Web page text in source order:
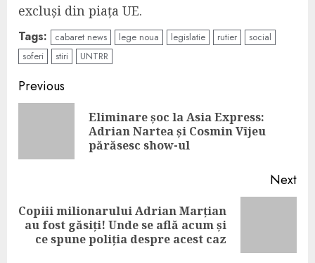
excluși din piața UE.
Tags: cabaret news lege noua legislatie rutier
social
soferi
stiri UNTRR
Continue
Reading
Previous
Eliminare șoc la Asia Express:
Adrian Nartea și Cosmin Vîjeu
părăsesc show-ul
Next
Next
post:
Copiii milionarului Adrian Marțian
au fost găsiți! Unde se află acum și
ce spune poliția despre acest caz